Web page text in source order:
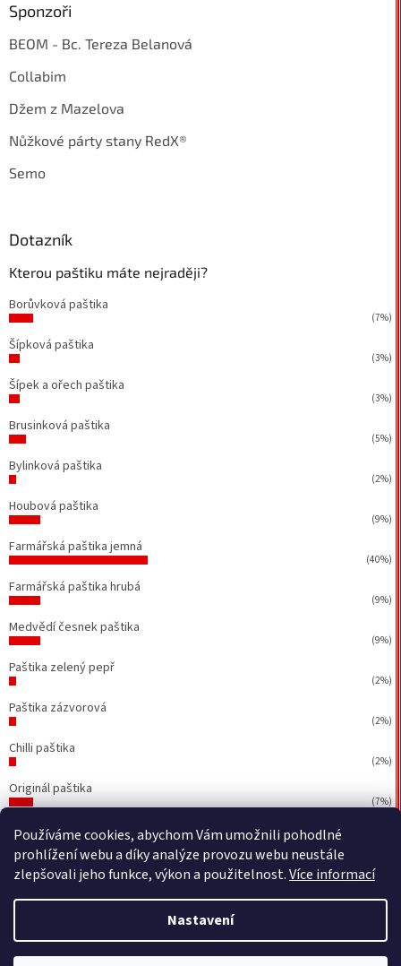
Používáme cookies, abychom Vám umožnili pohodlné
prohlížení webu a díky analýze provozu webu neustále
zlepšovali jeho funkce, výkon a použitelnost.Více informací
Nastavení
Sponzoři
BEOM - Bc. Tereza Belanová
Collabim
Džem z Mazelova
Nůžkové párty stany RedX®
Semo
Dotazník
Kterou paštiku máte nejraději?
Borůvková paštika
(7%)
Šípková paštika
(3%)
Šípek a ořech paštika
(3%)
Brusinková paštika
(5%)
Bylinková paštika
(2%)
Houbová paštika
(9%)
Farmářská paštika jemná
(40%)
Farmářská paštika hrubá
(9%)
Medvědí česnek paštika
(9%)
Paštika zelený pepř
(2%)
Paštika zázvorová
(2%)
Chilli paštika
(2%)
Originál paštika
(7%)
Počet hlasů:43
Copyright 2026Petr Walla - Poctivé paštiky a jiné dobrůtky.